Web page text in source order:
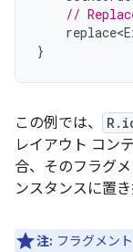
//
}
この例では、
レイアウト コン
合、そのフラグ
ンスタンスに置き
注: フラグメン